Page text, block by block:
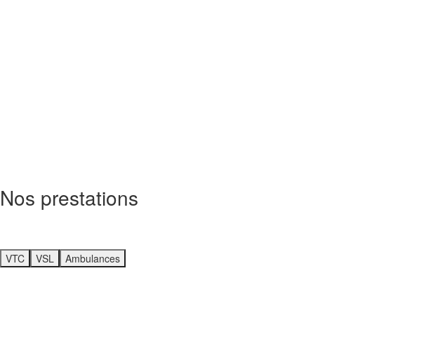
Nos prestations
VTC VSL Ambulances